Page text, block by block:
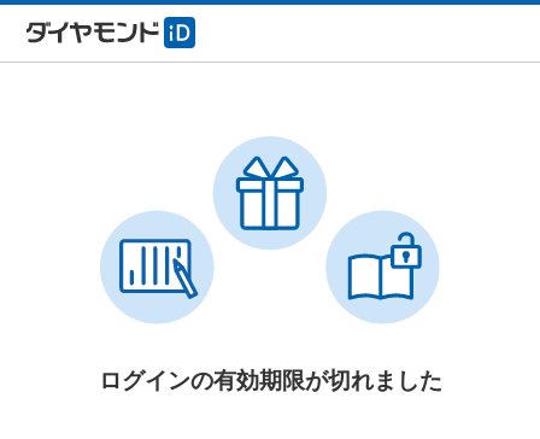
ログインの有効期限が切れました